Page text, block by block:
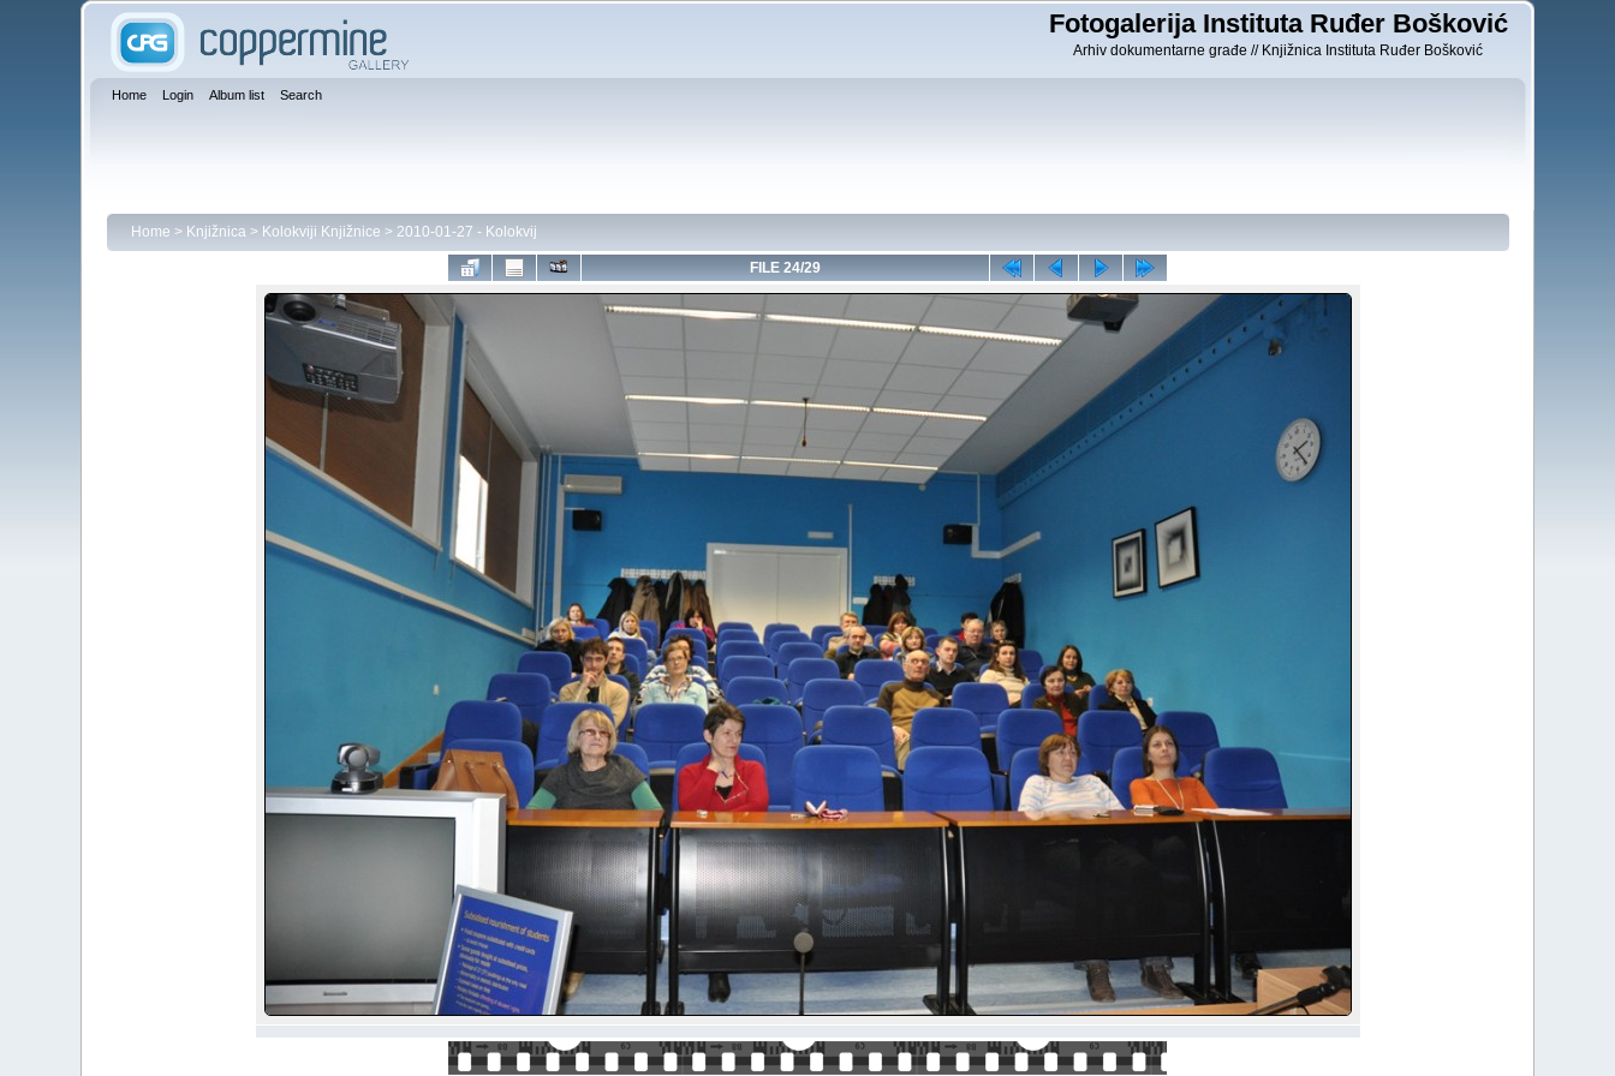
Fotogalerija Instituta Ruđer Bošković
Arhiv dokumentarne građe // Knjižnica Instituta Ruđer Bošković
Home Login Album list Search
Home > Knjižnica> Kolokviji Knjižnice > 2010-01-27 - Kolokvij
FILE 24/29